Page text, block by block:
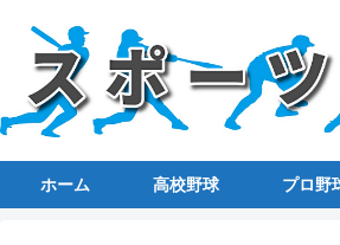
ホーム 高校野球 プロ野